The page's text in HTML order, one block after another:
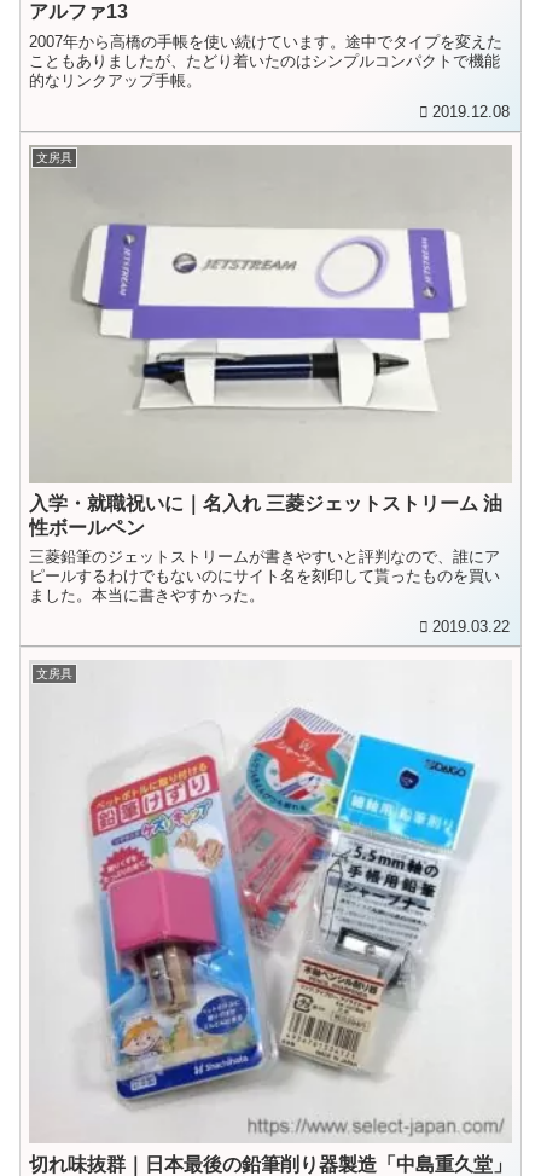
アルファ13
2007年から高橋の手帳を使い続けています。途中でタイプを変えた
こともありましたが、たどり着いたのはシンプルコンパクトで機能
的なリンクアップ手帳。
2019.12.08
文房具
入学・就職祝いに｜名入れ 三菱ジェットストリーム 油
性ボールペン
三菱鉛筆のジェットストリームが書きやすいと評判なので、誰にア
ピールするわけでもないのにサイト名を刻印して貰ったものを買い
ました。本当に書きやすかった。
2019.03.22
文房具
切れ味抜群｜日本最後の鉛筆削り器製造「中島重久堂」